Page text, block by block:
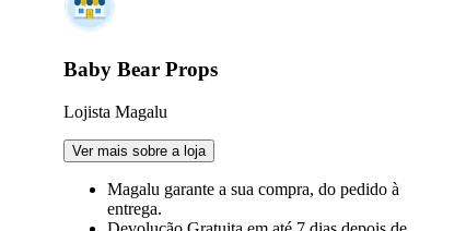
Baby Bear Props
Lojista Magalu
Ver mais sobre a loja
Magalu garante a sua compra, do pedido à
entrega.